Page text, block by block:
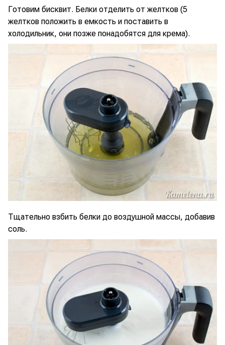
Готовим бисквит. Белки отделить от желтков (5
желтков положить в емкость и поставить в
холодильник, они позже понадобятся для крема).
Тщательно взбить белки до воздушной массы, добавив
соль.